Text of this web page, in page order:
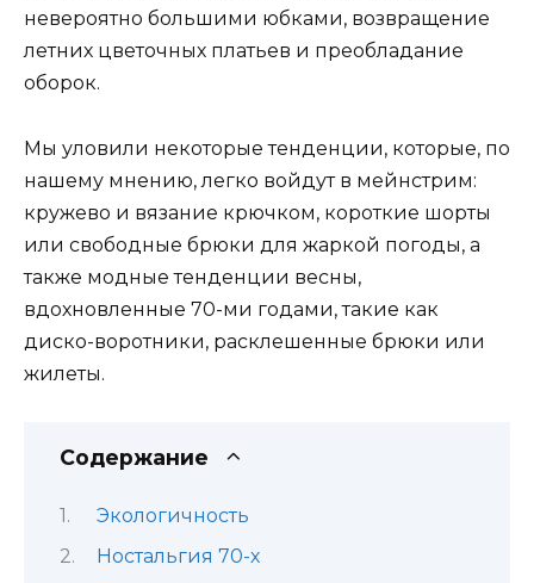
невероятно большими юбками, возвращение
летних цветочных платьев и преобладание
оборок.
Мы уловили некоторые тенденции, которые, по
нашему мнению, легко войдут в мейнстрим:
кружево и вязание крючком, короткие шорты
или свободные брюки для жаркой погоды, а
также модные тенденции весны,
вдохновленные 70-ми годами, такие как
диско-воротники, расклешенные брюки или
жилеты.
Содержание
Экологичность
Ностальгия 70-х